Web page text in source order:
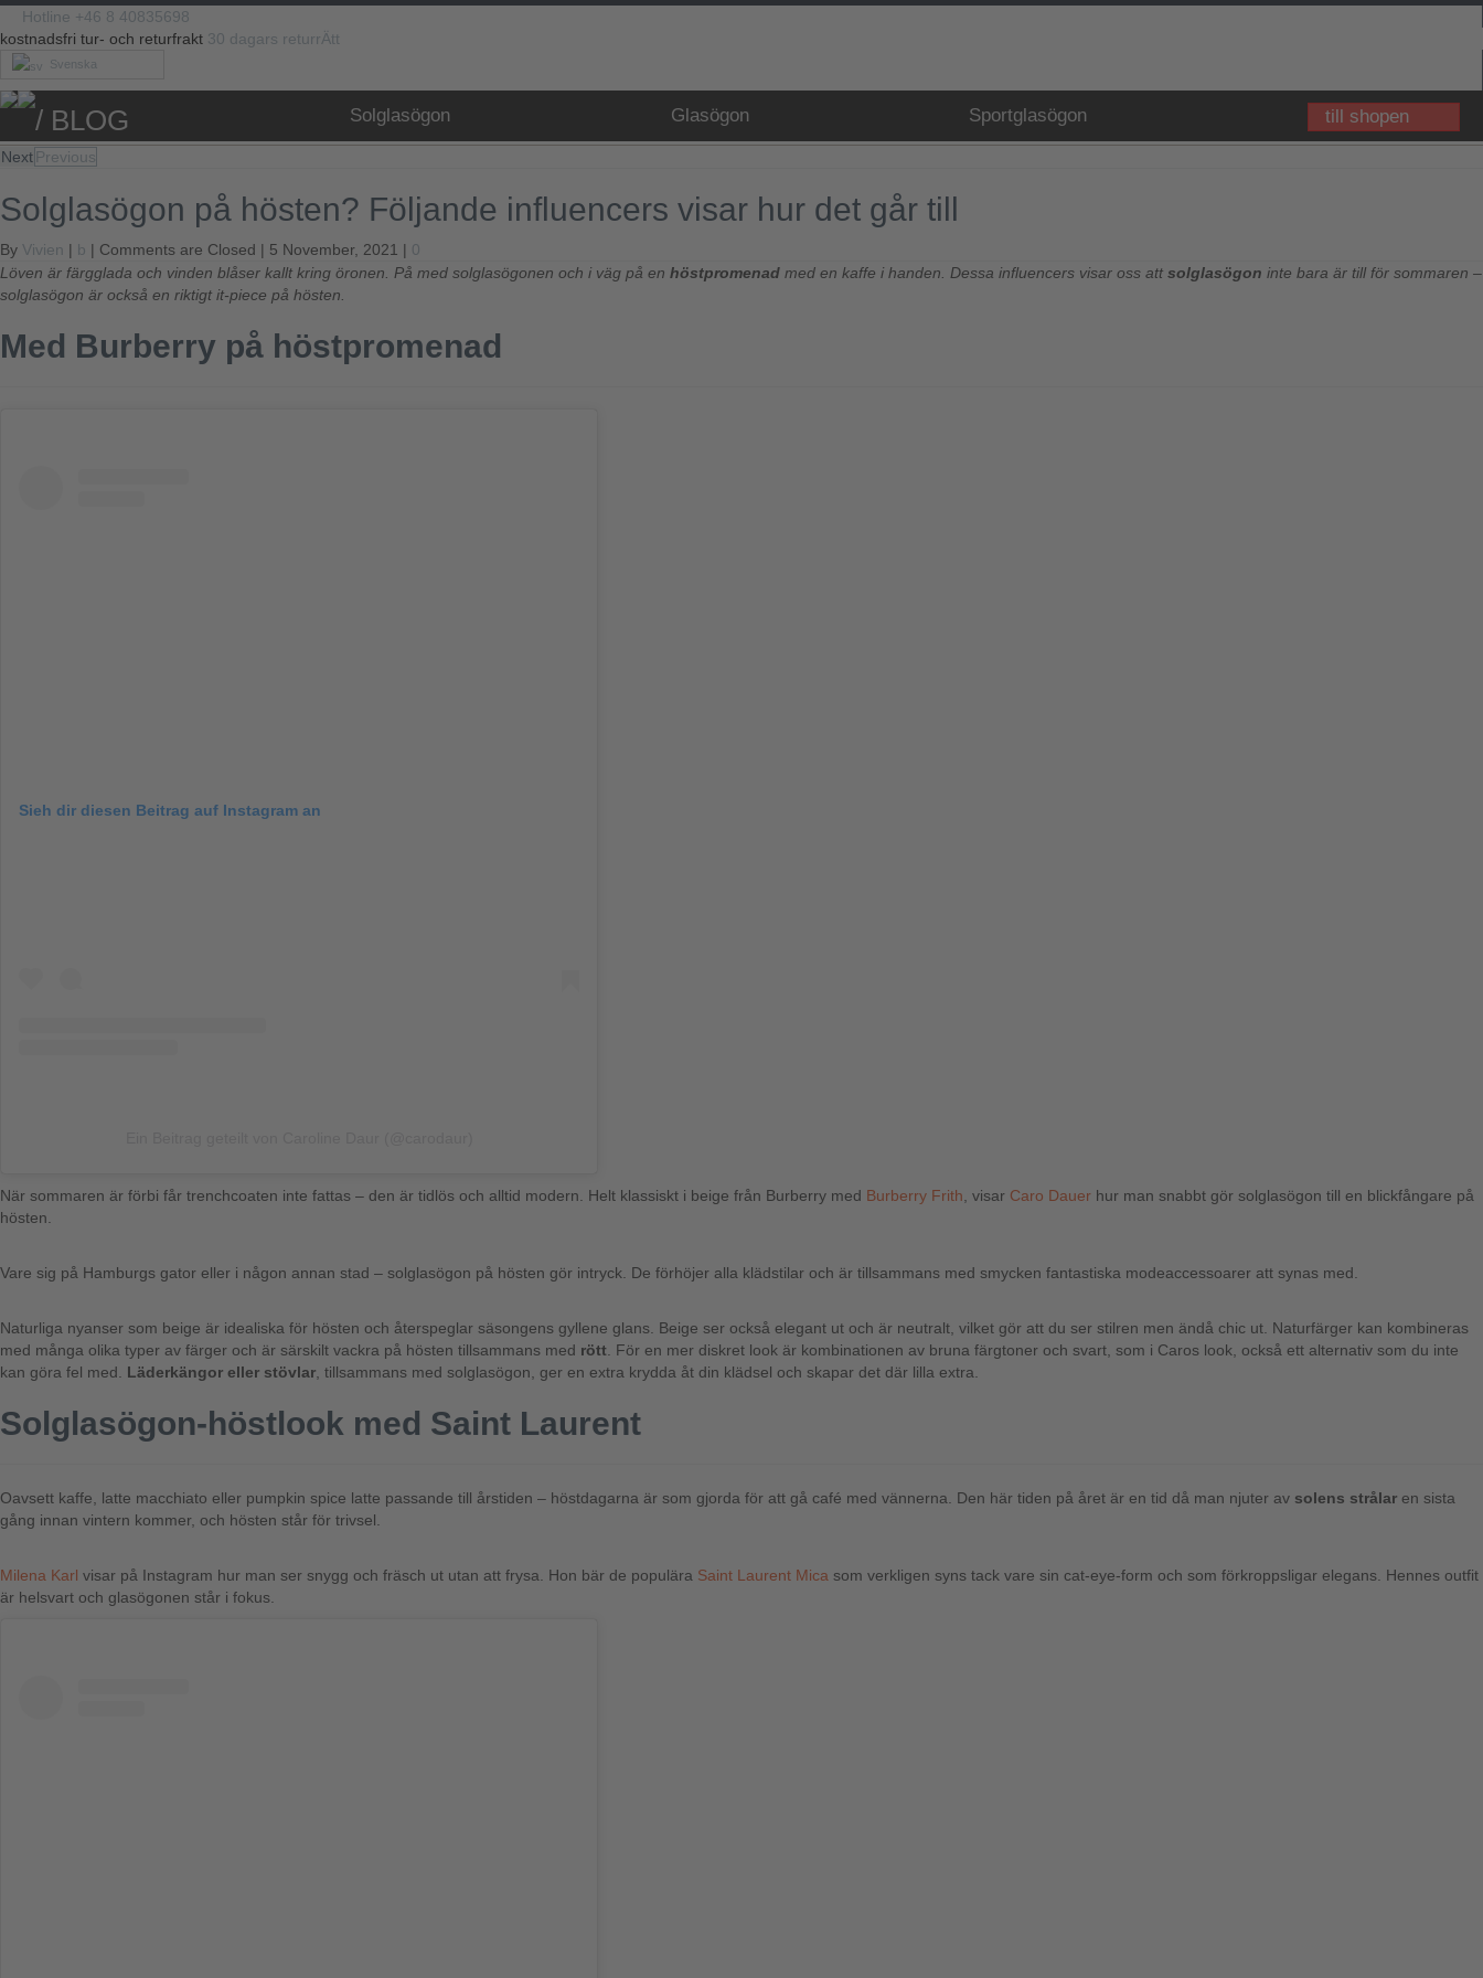
Hotline +46 8 40835698
kostnadsfri tur- och returfrakt 30 dagars returrÄtt
Svenska
/ BLOG Solglasögon Glasögon Sportglasögon till shopen
NextPrevious
Solglasögon på hösten? Följande influencers visar hur det går till
By Vivien | b | Comments are Closed | 5 November, 2021 | 0
Löven är färgglada och vinden blåser kallt kring öronen. På med solglasögonen och i väg på en höstpromenad med en kaffe i handen. Dessa influencers visar oss att solglasögon inte bara är till för sommaren –
solglasögon är också en riktigt it-piece på hösten.
Med Burberry på höstpromenad
Sieh dir diesen Beitrag auf Instagram an
När sommaren är förbi får trenchcoaten inte fattas – den är tidlös och alltid modern. Helt klassiskt i beige från Burberry med Burberry Frith , visar Caro Dauer hur man snabbt gör solglasögon till en blickfångare på
hösten.
Vare sig på Hamburgs gator eller i någon annan stad – solglasögon på hösten gör intryck. De förhöjer alla klädstilar och är tillsammans med smycken fantastiska modeaccessoarer att synas med.
Naturliga nyanser som beige är idealiska för hösten och återspeglar säsongens gyllene glans. Beige ser också elegant ut och är neutralt, vilket gör att du ser stilren men ändå chic ut. Naturfärger kan kombineras
med många olika typer av färger och är särskilt vackra på hösten tillsammans med rött . För en mer diskret look är kombinationen av bruna färgtoner och svart, som i Caros look, också ett alternativ som du inte
kan göra fel med. Läderkängor eller stövlar , tillsammans med solglasögon, ger en extra krydda åt din klädsel och skapar det där lilla extra.
Solglasögon-höstlook med Saint Laurent
Oavsett kaffe, latte macchiato eller pumpkin spice latte passande till årstiden – höstdagarna är som gjorda för att gå café med vännerna. Den här tiden på året är en tid då man njuter av solens strålar en sista
gång innan vintern kommer, och hösten står för trivsel.
Milena Karl visar på Instagram hur man ser snygg och fräsch ut utan att frysa. Hon bär de populära Saint Laurent Mica som verkligen syns tack vare sin cat-eye-form och som förkroppsligar elegans. Hennes outfit
är helsvart och glasögonen står i fokus.